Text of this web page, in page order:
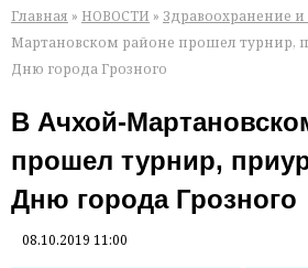
Главная » НОВОСТИ » Здравоохранение и
Мартановском районе прошел турнир,
Дню города Грозного
В Ачхой-
прошел турнир,
Дню города Грозного
08.10.2019 11:00